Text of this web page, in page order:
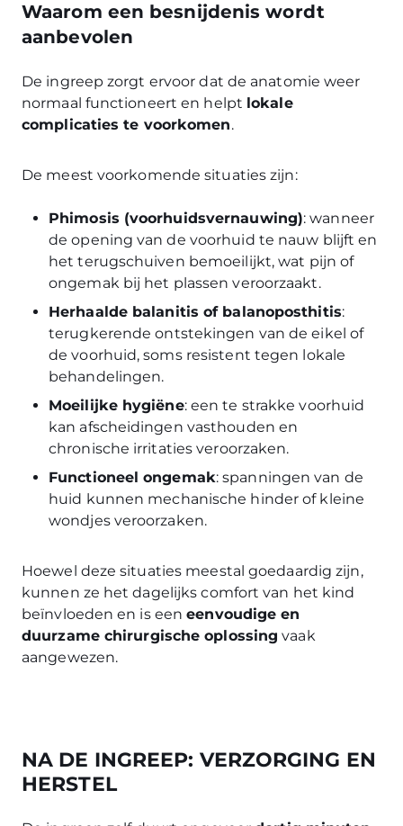
Waarom een besnijdenis wordt
aanbevolen
De ingreep zorgt ervoor dat de anatomie weer
normaal functioneert en helpt lokale
complicaties te voorkomen.
De meest voorkomende situaties zijn:
Phimosis (voorhuidsvernauwing): wanneer
de opening van de voorhuid te nauw blijft en
het terugschuiven bemoeilijkt, wat pijn of
ongemak bij het plassen veroorzaakt.
Herhaalde balanitis of balanoposthitis:
terugkerende ontstekingen van de eikel of
de voorhuid, soms resistent tegen lokale
behandelingen.
Moeilijke hygiëne: een te strakke voorhuid
kan afscheidingen vasthouden en
chronische irritaties veroorzaken.
Functioneel ongemak: spanningen van de
huid kunnen mechanische hinder of kleine
wondjes veroorzaken.
Hoewel deze situaties meestal goedaardig zijn,
kunnen ze het dagelijks comfort van het kind
beïnvloeden en is eeneenvoudige en
duurzame chirurgische oplossing vaak
aangewezen.
NA DE INGREEP: VERZORGING EN
HERSTEL